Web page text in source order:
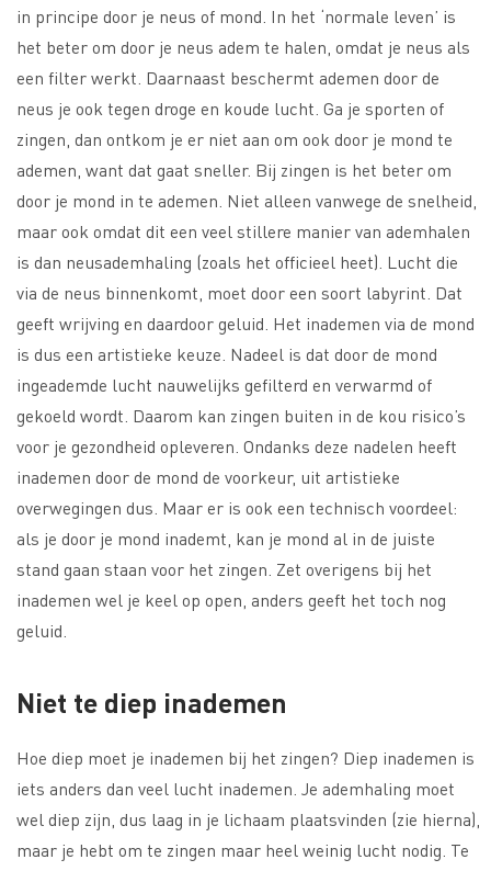
in principe door je neus of mond. In het ‘normale leven’ is
het beter om door je neus adem te halen, omdat je neus als
een filter werkt. Daarnaast beschermt ademen door de
neus je ook tegen droge en koude lucht. Ga je sporten of
zingen, dan ontkom je er niet aan om ook door je mond te
ademen, want dat gaat sneller. Bij zingen is het beter om
door je mond in te ademen. Niet alleen vanwege de snelheid,
maar ook omdat dit een veel stillere manier van ademhalen
is dan neusademhaling (zoals het officieel heet). Lucht die
via de neus binnenkomt, moet door een soort labyrint. Dat
geeft wrijving en daardoor geluid. Het inademen via de mond
is dus een artistieke keuze. Nadeel is dat door de mond
ingeademde lucht nauwelijks gefilterd en verwarmd of
gekoeld wordt. Daarom kan zingen buiten in de kou risico’s
voor je gezondheid opleveren. Ondanks deze nadelen heeft
inademen door de mond de voorkeur, uit artistieke
overwegingen dus. Maar er is ook een technisch voordeel:
als je door je mond inademt, kan je mond al in de juiste
stand gaan staan voor het zingen. Zet overigens bij het
inademen wel je keel op open, anders geeft het toch nog
geluid.
Niet te diep inademen
Hoe diep moet je inademen bij het zingen? Diep inademen is
iets anders dan veel lucht inademen. Je ademhaling moet
wel diep zijn, dus laag in je lichaam plaatsvinden (zie hierna),
maar je hebt om te zingen maar heel weinig lucht nodig. Te